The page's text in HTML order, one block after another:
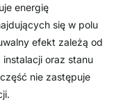
energię
się w polu
efekt zależą od
instalacji oraz stanu
nie zastępuje